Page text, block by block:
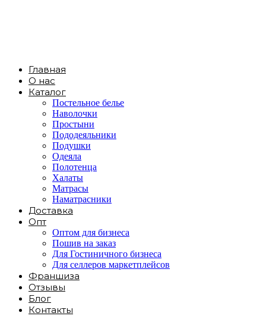
Главная
О нас
Каталог
Постельное белье
Наволочки
Простыни
Пододеяльники
Подушки
Одеяла
Полотенца
Халаты
Матрасы
Наматрасники
Доставка
Опт
Оптом для бизнеса
Пошив на заказ
Для Гостиничного бизнеса
Для селлеров маркетплейсов
Франшиза
Отзывы
Блог
Контакты